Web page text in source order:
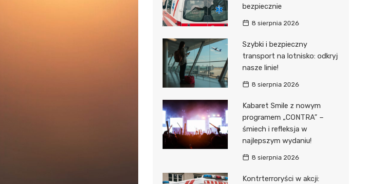
bezpiecznie
8 sierpnia 2026
Szybki i bezpieczny
transport na lotnisko: odkryj
nasze linie!
8 sierpnia 2026
Kabaret Smile z nowym
programem „CONTRA” –
śmiech i refleksja w
najlepszym wydaniu!
8 sierpnia 2026
Kontrterroryści w akcji: